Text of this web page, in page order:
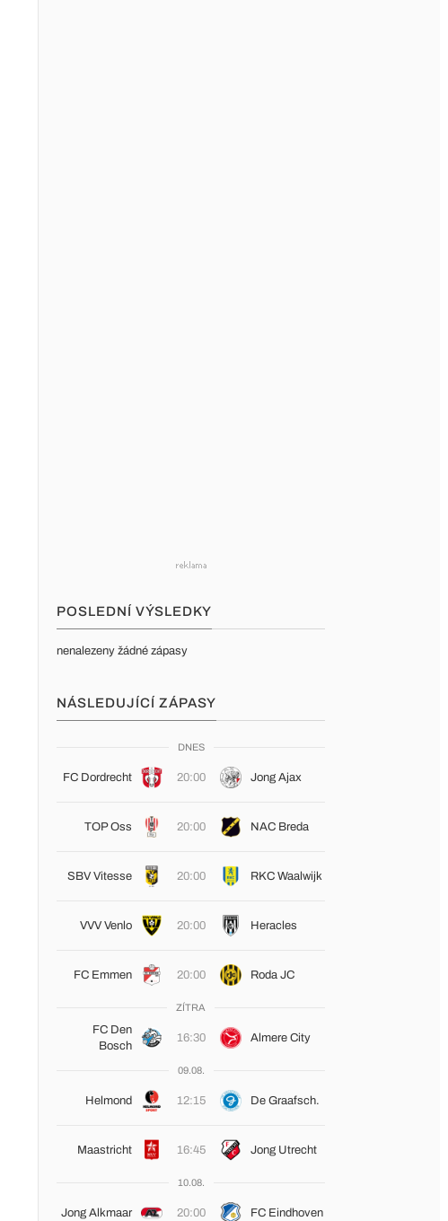
POSLEDNÍ VÝSLEDKY
nenalezeny žádné zápasy
NÁSLEDUJÍCÍ ZÁPASY
DNES
FC Dordrecht 20:00 Jong Ajax
TOP Oss 20:00 NAC Breda
SBV Vitesse 20:00 RKC Waalwijk
VVV Venlo 20:00 Heracles
FC Emmen 20:00 Roda JC
ZÍTRA
FC Den
Bosch
16:30 Almere City
09.08.
Helmond 12:15 De Graafsch.
Maastricht 16:45 Jong Utrecht
10.08.
Jong Alkmaar 20:00 FC Eindhoven